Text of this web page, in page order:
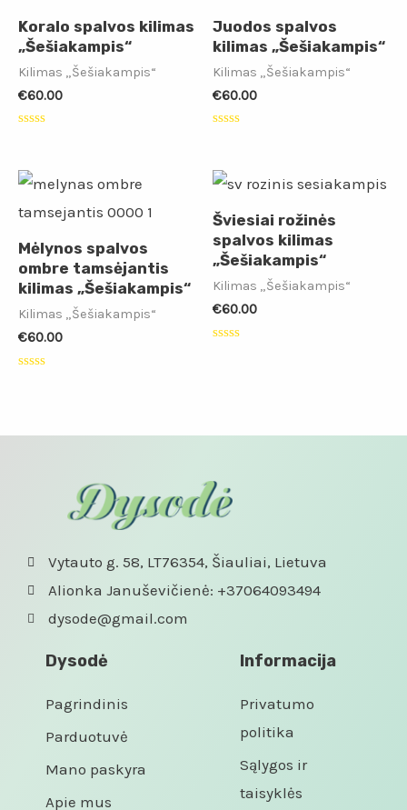
Koralo spalvos kilimas
„Šešiakampis“
Kilimas „Šešiakampis“
€60.00
5
Juodos spalvos
kilimas „Šešiakampis“
Kilimas „Šešiakampis“
€60.00
5
Mėlynos spalvos
ombre tamsėjantis
kilimas „Šešiakampis“
Kilimas „Šešiakampis“
€60.00
Šviesiai rožinės
spalvos kilimas
„Šešiakampis“
Kilimas „Šešiakampis“
€60.00
Vytauto g. 58, LT76354, Šiauliai, Lietuva
Alionka Januševičienė: +37064093494
dysode@gmail.com
Dysodė
Pagrindinis
Parduotuvė
Mano paskyra
Apie mus
Informacija
Privatumo
politika
Sąlygos ir
taisyklės